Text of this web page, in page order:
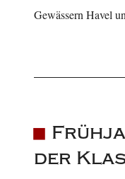
Gewässern Havel
der